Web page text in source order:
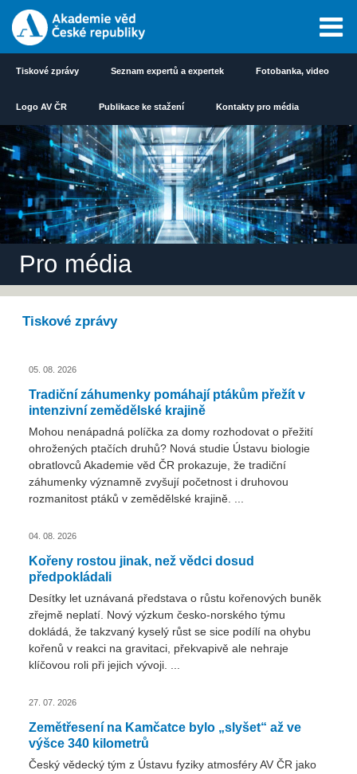
Tiskové zprávy Seznam expertů a expertek Fotobanka, video
Logo AV ČR Publikace ke stažení Kontakty pro média
Pro média
Tiskové zprávy
05. 08. 2026
Tradiční záhumenky pomáhají ptákům přežít v
intenzivní zemědělské krajině
Mohou nenápadná políčka za domy rozhodovat o přežití
ohrožených ptačích druhů? Nová studie Ústavu biologie
obratlovců Akademie věd ČR prokazuje, že tradiční
záhumenky významně zvyšují početnost i druhovou
rozmanitost ptáků v zemědělské krajině. ...
04. 08. 2026
Kořeny rostou jinak, než vědci dosud
předpokládali
Desítky let uznávaná představa o růstu kořenových buněk
zřejmě neplatí. Nový výzkum česko-norského týmu
dokládá, že takzvaný kyselý růst se sice podílí na ohybu
kořenů v reakci na gravitaci, překvapivě ale nehraje
klíčovou roli při jejich vývoji. ...
27. 07. 2026
Zemětřesení na Kamčatce bylo „slyšet“ až ve
výšce 340 kilometrů
Český vědecký tým z Ústavu fyziky atmosféry AV ČR jako